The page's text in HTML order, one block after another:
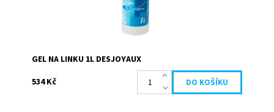
GEL NA LINKU 1L DESJOYAUX
534 Kč